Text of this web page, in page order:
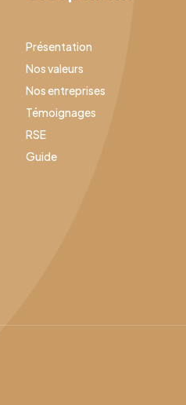
Présentation
Nos valeurs
Nos entreprises
Témoignages
RSE
Guide